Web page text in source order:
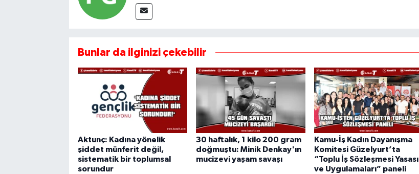
Bunlar da ilginizi çekebilir
Aktunç: Kadına yönelik
şiddet münferit değil,
sistematik bir toplumsal
sorundur
30 haftalık, 1 kilo 200 gram
doğmuştu: Minik Denkay'ın
mucizevi yaşam savaşı
Kamu-İş Kadın Dayanışma
Komitesi Güzelyurt’ta
“Toplu İş Sözleşmesi Yasası
ve Uygulamaları” paneli